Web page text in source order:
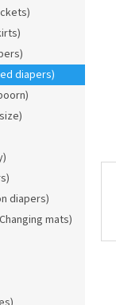
diapers)
diapers)
mats)